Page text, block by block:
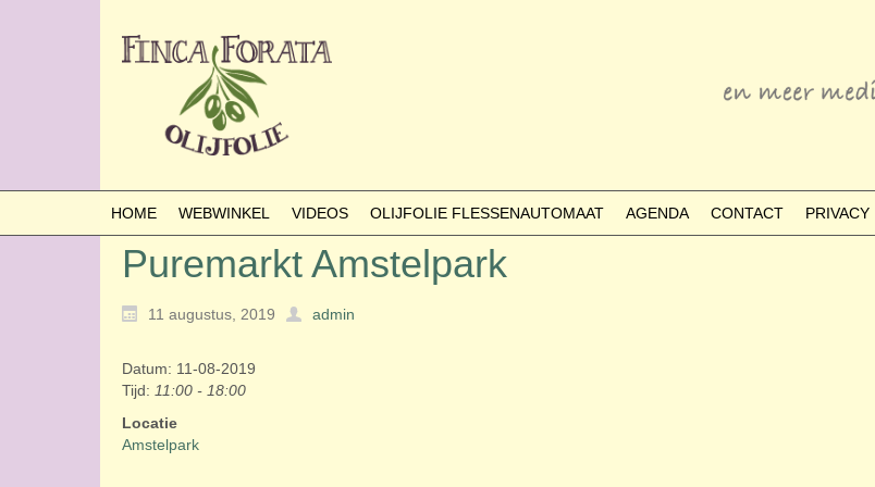
HOME WEBWINKEL VIDEOS OLIJFOLIE FLESSENAUTOMAAT AGENDA CONTACT PRIVACY
Puremarkt Amstelpark
11 augustus, 2019 admin
Datum: 11-08-2019
Tijd: 11:00 - 18:00
Locatie
Amstelpark